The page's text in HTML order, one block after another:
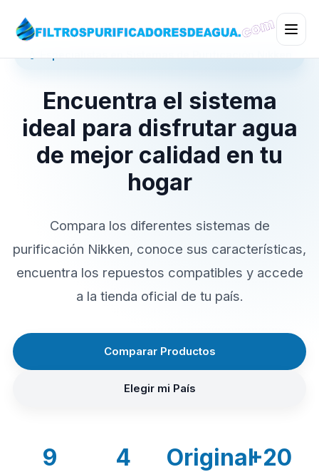
Encuentra el sistema
ideal para disfrutar agua
de mejor calidad en tu
hogar
Compara los diferentes sistemas de
purificación Nikken, conoce sus características,
encuentra los repuestos compatibles y accede
a la tienda oficial de tu país.
Comparar Productos
Elegir mi País
9 4 Original+20